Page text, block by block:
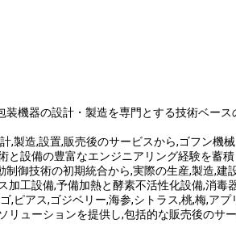
装機器の設計・製造を専門とする技術ベ
,製造,設置,販売後のサービスから,ゴフン
と設備の豊富なエンジニアリング経験を蓄
御技術の初期統合から,実際の生産,製造,
加工設備,予備加熱と酵素不活性化設備,消
,ピアス,ゴジベリー,海参,シトラス,桃,梅,ア
リューションを提供し,包括的な販売後のサ